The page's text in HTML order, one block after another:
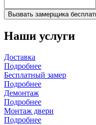
Наши услуги
Доставка
Подробнее
Бесплатный замер
Подробнее
Демонтаж
Подробнее
Монтаж двери
Подробнее